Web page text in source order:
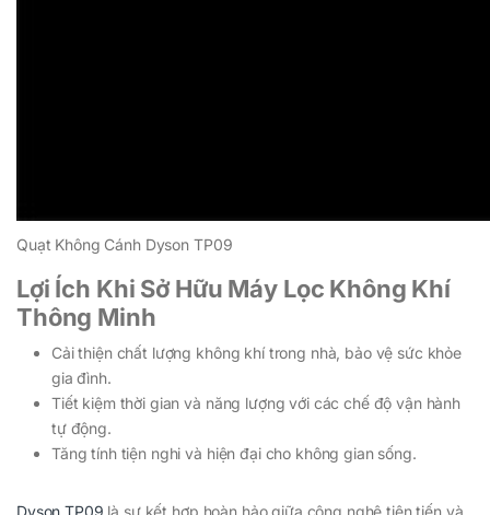
Quạt Không Cánh Dyson TP09
Lợi Ích Khi Sở Hữu Máy Lọc Không Khí
Thông Minh
Cải thiện chất lượng không khí trong nhà, bảo vệ sức khỏe
gia đình.
Tiết kiệm thời gian và năng lượng với các chế độ vận hành
tự động.
Tăng tính tiện nghi và hiện đại cho không gian sống.